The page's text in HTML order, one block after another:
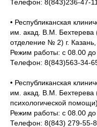
Телефон: 8(843)236-47-
• Республиканская
им. акад. В.М. Бехтерева
отделение № 2) г.
Режим работы: с 08.00
Телефон: 8(843)563-34-
• Республиканская
им. акад. В.М. Бехтерева
психологической
Режим работы: с 08.00
Телефон: 8(843) 279-55-